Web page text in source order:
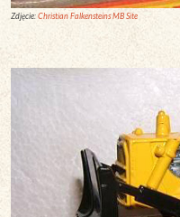
Zdjęcie:Christian Falkensteins MB Site